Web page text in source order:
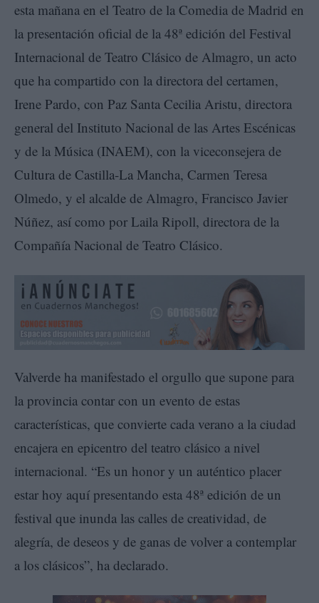
esta mañana en el Teatro de la Comedia de Madrid en
la presentación oficial de la 48ª edición del Festival
Internacional de Teatro Clásico de Almagro, un acto
que ha compartido con la directora del certamen,
Irene Pardo, con Paz Santa Cecilia Aristu, directora
general del Instituto Nacional de las Artes Escénicas
y de la Música (INAEM), con la viceconsejera de
Cultura de Castilla-La Mancha, Carmen Teresa
Olmedo, y el alcalde de Almagro, Francisco Javier
Núñez, así como por Laila Ripoll, directora de la
Compañía Nacional de Teatro Clásico.
Valverde ha manifestado el orgullo que supone para
la provincia contar con un evento de estas
características, que convierte cada verano a la ciudad
encajera en epicentro del teatro clásico a nivel
internacional. “Es un honor y un auténtico placer
estar hoy aquí presentando esta 48ª edición de un
festival que inunda las calles de creatividad, de
alegría, de deseos y de ganas de volver a contemplar
a los clásicos”, ha declarado.